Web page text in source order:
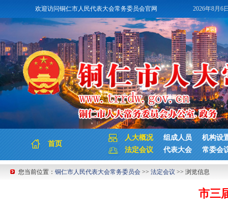
欢迎访问铜仁市人民代表大会常务委员会官网 2026年8月6
首页
人大概况 组成人员
机构设
法定会议
代表大会 常委会
您当前位置： 铜仁市人民代表大会常务委员会 >> 法定会议 >> 浏览信息
市三